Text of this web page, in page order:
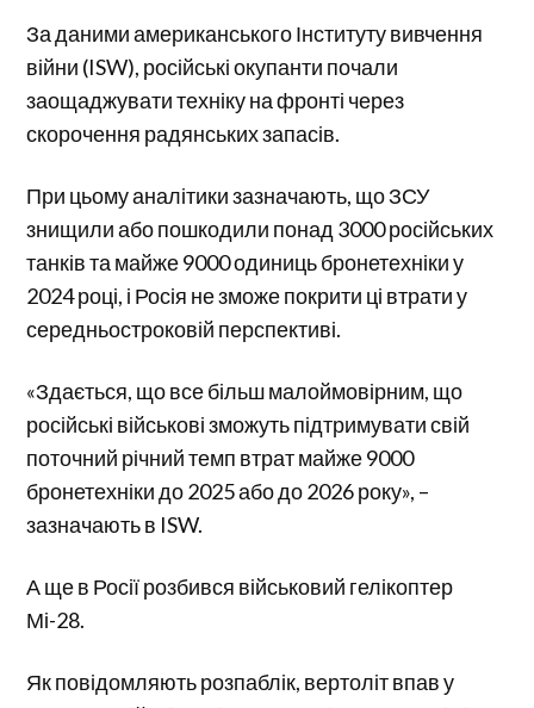
За даними американського Інституту вивчення
війни (ISW), російські окупанти почали
заощаджувати техніку на фронті через
скорочення радянських запасів.
При цьому аналітики зазначають, що ЗСУ
знищили або пошкодили понад 3000 російських
танків та майже 9000 одиниць бронетехніки у
2024 році, і Росія не зможе покрити ці втрати у
середньостроковій перспективі.
«Здається, що все більш малоймовірним, що
російські військові зможуть підтримувати свій
поточний річний темп втрат майже 9000
бронетехніки до 2025 або до 2026 року», –
зазначають в ISW.
А ще в Росії розбився військовий гелікоптер
Мі-28.
Як повідомляють розпаблік, вертоліт впав у